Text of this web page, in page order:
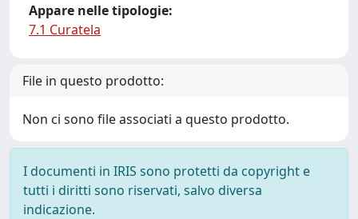
Appare nelle tipologie:
7.1 Curatela
File in questo prodotto:
Non ci sono file associati a questo prodotto.
I documenti in IRIS sono protetti da copyright e
tutti i diritti sono riservati, salvo diversa
indicazione.